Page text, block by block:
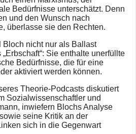
Bedürfnisse unterschätzt. Denn
und den Wunsch nach
überlasse sie den Rechten.
Bloch nicht nur als Ballast
Sie enthalte unerfüllte
Bedürfnisse, die für eine
aktiviert werden können.
Theorie-Podcasts diskutiert
Sozialwissenschaftler und
inwiefern Blochs Analyse
seine Kritik an der
sich in die Gegenwart